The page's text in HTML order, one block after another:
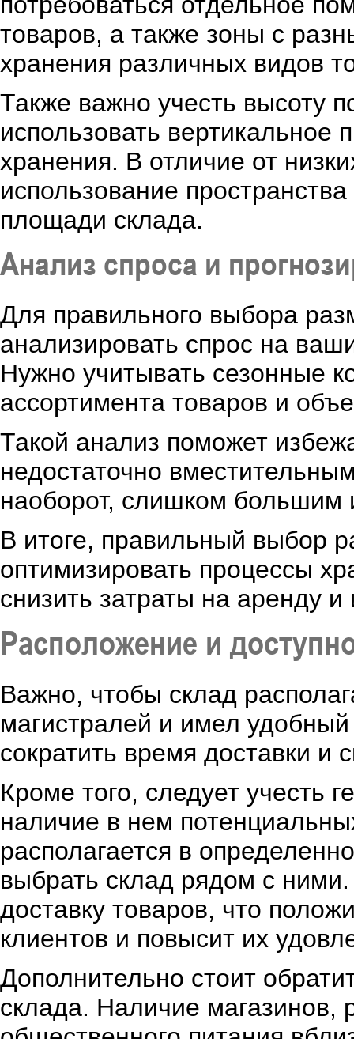
товаров, а также зоны с
хранения различных видов
Также важно учесть высоту
использовать вертикальное
хранения. В отличие от
использование
площади склада.
Анализ спроса и
Для правильного выбора
анализировать спрос на
Нужно учитывать сезонные
ассортимента товаров и
Такой анализ поможет
недостаточно
наоборот, слишком
В итоге, правильный выбор
оптимизировать процессы
снизить затраты на аренду
Расположение и
Важно, чтобы склад
магистралей и имел
сократить время доставки и
Кроме того, следует учесть
наличие в нем
располагается в
выбрать склад рядом с
доставку товаров, что
клиентов и повысит их
Дополнительно стоит
склада. Наличие магазинов,